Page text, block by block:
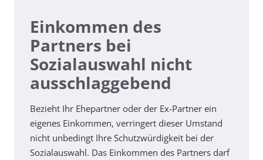
Einkommen des
Partners bei
Sozialauswahl nicht
ausschlaggebend
Bezieht Ihr Ehepartner oder der Ex-Partner ein
eigenes Einkommen, verringert dieser Umstand
nicht unbedingt Ihre Schutzwürdigkeit bei der
Sozialauswahl. Das Einkommen des Partners darf